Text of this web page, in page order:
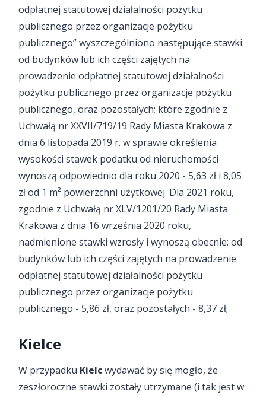
odpłatnej statutowej działalności pożytku
publicznego przez organizacje pożytku
publicznego” wyszczególniono następujące stawki:
od budynków lub ich części zajętych na
prowadzenie odpłatnej statutowej działalności
pożytku publicznego przez organizacje pożytku
publicznego, oraz pozostałych; które zgodnie z
Uchwałą nr XXVII/719/19 Rady Miasta Krakowa z
dnia 6 listopada 2019 r. w sprawie określenia
wysokości stawek podatku od nieruchomości
wynoszą odpowiednio dla roku 2020 - 5,63 zł i 8,05
zł od 1 m² powierzchni użytkowej. Dla 2021 roku,
zgodnie z Uchwałą nr XLV/1201/20 Rady Miasta
Krakowa z dnia 16 września 2020 roku,
nadmienione stawki wzrosły i wynoszą obecnie: od
budynków lub ich części zajętych na prowadzenie
odpłatnej statutowej działalności pożytku
publicznego przez organizacje pożytku
publicznego - 5,86 zł, oraz pozostałych - 8,37 zł;
Kielce
W przypadku Kielcwydawać by się mogło, że
zeszłoroczne stawki zostały utrzymane (i tak jest w